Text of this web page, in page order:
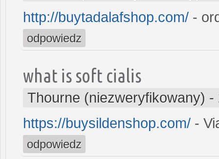
http://buytadalafshop.com/ -
odpowiedz
what is soft cialis
Thourne (niezweryfikowany) -
https://buysildenshop.com/ -
odpowiedz